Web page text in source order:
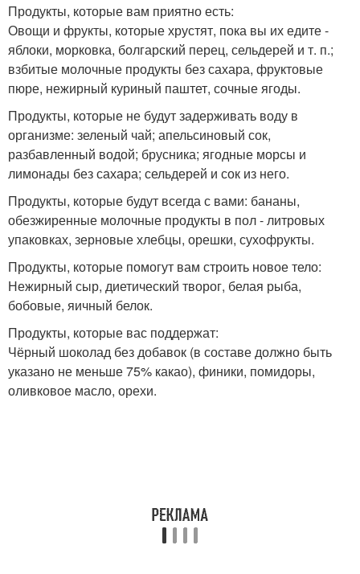
Продукты, которые вам приятно есть:
Овощи и фрукты, которые хрустят, пока вы их едите -
яблоки, морковка, болгарский перец, сельдерей и т. п.;
взбитые молочные продукты без сахара, фруктовые
пюре, нежирный куриный паштет, сочные ягоды.
Продукты, которые не будут задерживать воду в
организме: зеленый чай; апельсиновый сок,
разбавленный водой; брусника; ягодные морсы и
лимонады без сахара; сельдерей и сок из него.
Продукты, которые будут всегда с вами: бананы,
обезжиренные молочные продукты в пол - литровых
упаковках, зерновые хлебцы, орешки, сухофрукты.
Продукты, которые помогут вам строить новое тело:
Нежирный сыр, диетический творог, белая рыба,
бобовые, яичный белок.
Продукты, которые вас поддержат:
Чёрный шоколад без добавок (в составе должно быть
указано не меньше 75% какао), финики, помидоры,
оливковое масло, орехи.